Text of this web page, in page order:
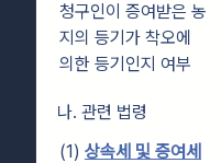
청구인이 증여받은 농
지의 등기가 착오에
의한 등기인지 여부
나. 관련 법령
(1) 상속세 및 증여세